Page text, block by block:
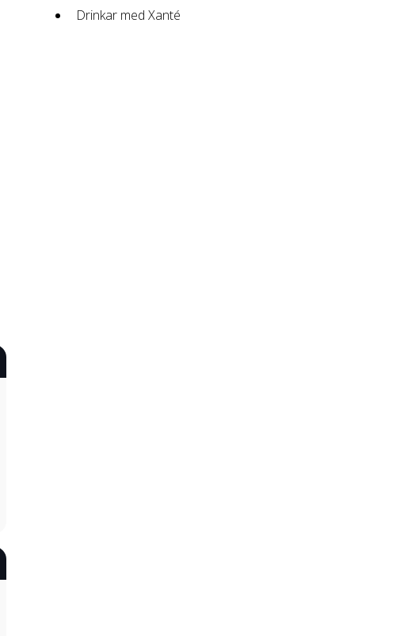
Drinkar med Xanté